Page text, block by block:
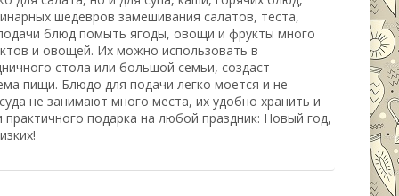
шедевров замешивания салатов, теста,
блюд помыть ягоды, овощи и фрукты много
и овощей. Их можно использовать в
стола или большой семьи, создаст
пищи. Блюдо для подачи легко моется и не
не занимают много места, их удобно хранить и
подарка на любой праздник: Новый год,